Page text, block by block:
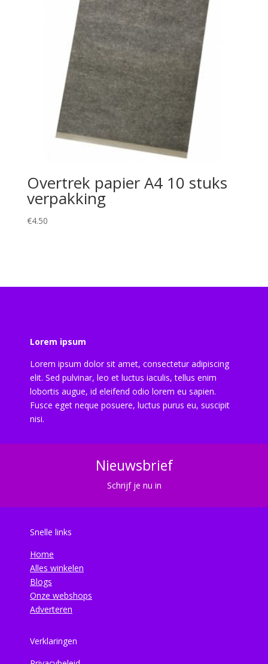
Overtrek papier A4 10 stuks
verpakking
€4.50
Lorem ipsum
Lorem ipsum dolor sit amet, consectetur adipiscing
elit. Sed pulvinar, leo et luctus iaculis, tellus enim
lobortis augue, id eleifend odio lorem eu sapien.
Fusce eget neque posuere, luctus purus eu, suscipit
nisi.
Nieuwsbrief
Schrijf je nu in
Snelle links
Home
Alles winkelen
Blogs
Onze webshops
Adverteren
Verklaringen